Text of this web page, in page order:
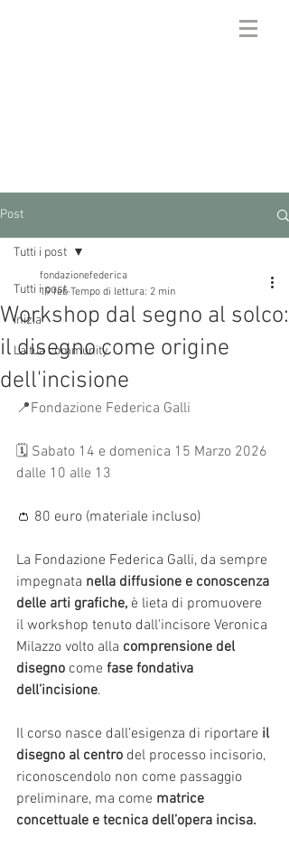
Post
Tutti i post
Inizia
La tua community
Tutti i post
Workshop dal segno al solco:
il disegno come origine
dell'incisione
fondazionefederica
19 feb Tempo di lettura: 2 min
📍Fondazione Federica Galli
🗓 Sabato 14 e domenica 15 Marzo 2026
dalle 10 alle 13
👛 80 euro (materiale incluso)
La Fondazione Federica Galli, da sempre
impegnata nella diffusione e conoscenza
delle arti grafiche, è lieta di promuovere
il workshop tenuto dall'incisore Veronica
Milazzo volto alla comprensione del
disegno come fase fondativa
dell’incisione.
Il corso nasce dall’esigenza di riportare il
disegno al centro del processo incisorio,
riconoscendolo non come passaggio
preliminare, ma come matrice
concettuale e tecnica dell’opera incisa.